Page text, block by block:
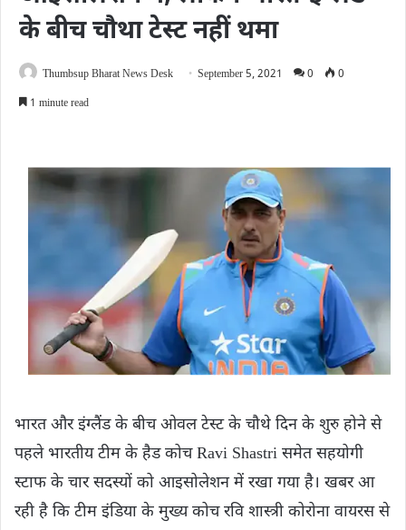
के बीच चौथा टेस्ट नहीं थमा
Thumbsup Bharat News Desk September 5, 2021 0
0
1 minute read
भारत और इंग्लैंड के बीच ओवल टेस्ट के चौथे दिन के शुरु होने से
पहले भारतीय टीम के हैड कोच Ravi Shastri समेत सहयोगी
स्टाफ के चार सदस्यों को आइसोलेशन में रखा गया है। खबर आ
रही है कि टीम इंडिया के मुख्य कोच रवि शास्त्री कोरोना वायरस से